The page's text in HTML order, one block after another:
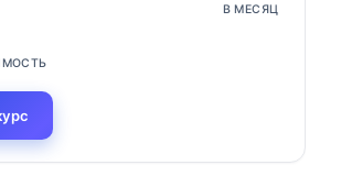
В МЕСЯЦ